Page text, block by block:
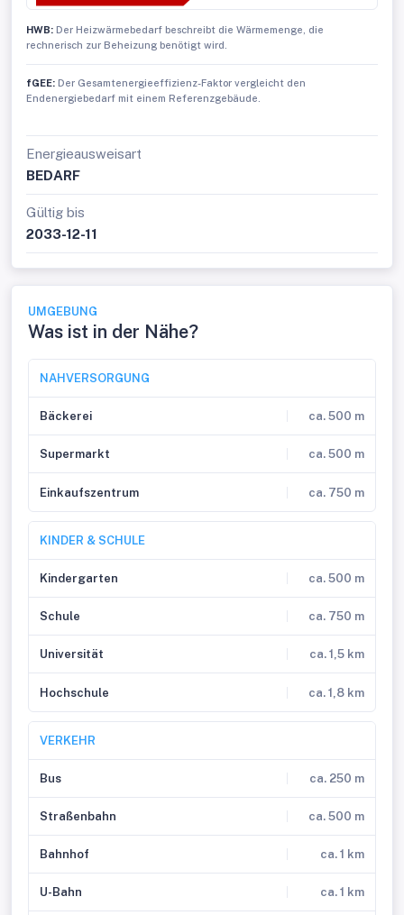
HWB: Der Heizwärmebedarf beschreibt die Wärmemenge, die
rechnerisch zur Beheizung benötigt wird.
fGEE: Der Gesamtenergieeffizienz-Faktor vergleicht den
Endenergiebedarf mit einem Referenzgebäude.
Energieausweisart
BEDARF
Gültig bis
2033-12-11
UMGEBUNG
Was ist in der Nähe?
NAHVERSORGUNG
Bäckerei ca. 500 m
Supermarkt ca. 500 m
Einkaufszentrum ca. 750 m
KINDER & SCHULE
Kindergarten ca. 500 m
Schule ca. 750 m
Universität ca. 1,5 km
Hochschule ca. 1,8 km
VERKEHR
Bus ca. 250 m
Straßenbahn ca. 500 m
Bahnhof ca. 1 km
U-Bahn ca. 1 km